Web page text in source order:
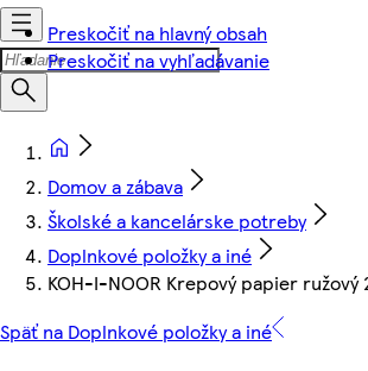
Preskočiť na hlavný obsah
Preskočiť na vyhľadávanie
Domov a zábava
Školské a kancelárske potreby
Doplnkové položky a iné
KOH-I-NOOR Krepový papier ružový
Späť na Doplnkové položky a iné